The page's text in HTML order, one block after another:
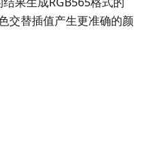
交替插值产生更准确的颜